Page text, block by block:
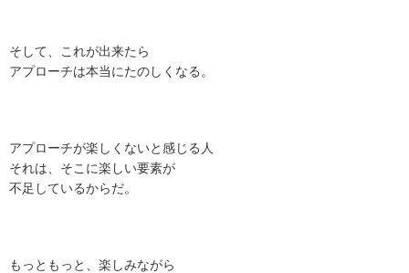
そして、これが出来たら
アプローチは本当にたのしくなる。
アプローチが楽しくないと感じる人
それは、そこに楽しい要素が
不足しているからだ。
もっともっと、楽しみながら